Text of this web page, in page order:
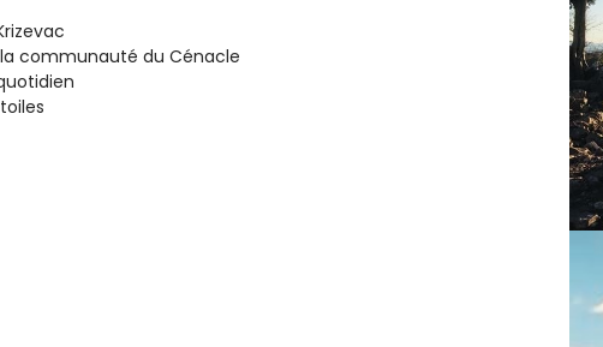
communauté du Cénacle